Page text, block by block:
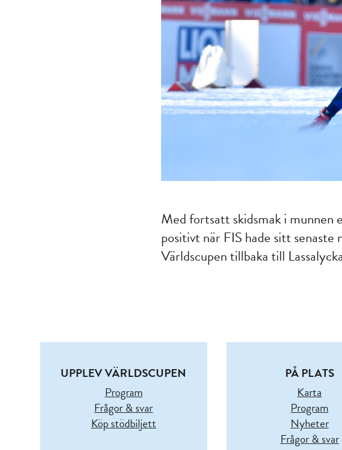
Med fortsatt skidsmak i munnen
positivt när FIS hade sitt
Världscupen tillbaka till
UPPLEV VÄRLDSCUPEN
Program
Frågor & svar
Köp stödbiljett
PÅ PLATS
Karta
Program
Nyheter
Frågor & svar